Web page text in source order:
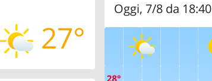
27°
Oggi, 7/8 da 18:40